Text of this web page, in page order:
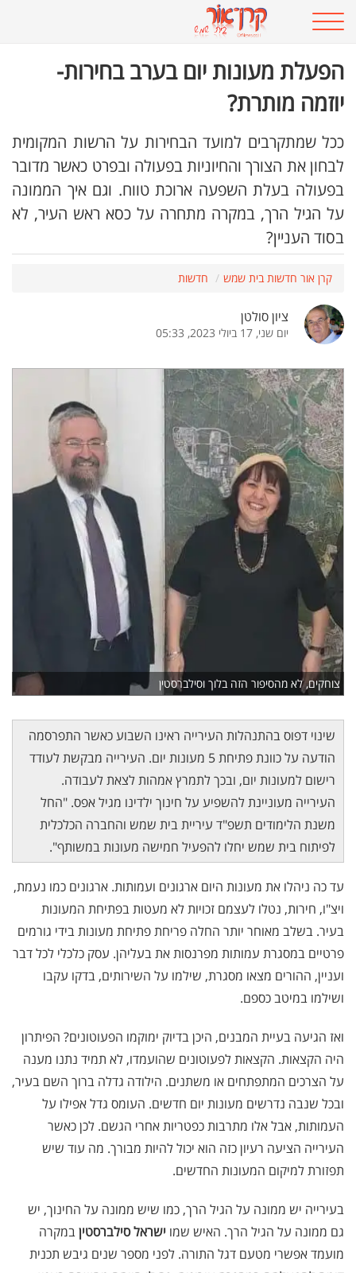
הפעלת מעונות יום בערב בחירות-
יוזמה מותרת?
ככל שמתקרבים למועד הבחירות על הרשות המקומית
לבחון את הצורך והחיוניות בפעולה ובפרט כאשר מדובר
בפעולה בעלת השפעה ארוכת טווח. וגם איך הממונה
על הגיל הרך, במקרה מתחרה על כסא ראש העיר, לא
בסוד העניין?
קרן אור חדשות בית שמש חדשות
ציון סולטן
יום שני, 17 ביולי 2023, 05:33
צוחקים, לא מהסיפור הזה בלוך וסילברסטין
שינוי דפוס בהתנהלות העירייה ראינו השבוע כאשר התפרסמה
הודעה על כוונת פתיחת 5 מעונות יום. העירייה מבקשת לעודד
רישום למעונות יום, ובכך לתמרץ אמהות לצאת לעבודה.
העירייה מעוניינת להשפיע על חינוך ילדינו מגיל אפס. "החל
משנת הלימודים תשפ"ד עיריית בית שמש והחברה הכלכלית
לפיתוח בית שמש יחלו להפעיל חמישה מעונות במשותף".
עד כה ניהלו את מעונות היום ארגונים ועמותות. ארגונים כמו נעמת,
ויצ"ו, חירות, נטלו לעצמם זכויות לא מעטות בפתיחת המעונות
בעיר. בשלב מאוחר יותר החלה פריחת פתיחת מעונות בידי גורמים
פרטיים במסגרת עמותות מפרנסות את בעליהן. עסק כלכלי לכל דבר
ועניין, ההורים מצאו מסגרת, שילמו על השירותים, בדקו עקבו
ושילמו במיטב כספם.
ואז הגיעה בעיית המבנים, היכן בדיוק ימוקמו הפעוטונים? הפיתרון
היה הקצאות. הקצאות לפעוטונים שהועמדו, לא תמיד נתנו מענה
על הצרכים המתפתחים או משתנים. הילודה גדלה ברוך השם בעיר,
ובכל שנבה נדרשים מעונות יום חדשים. העומס גדל אפילו על
העמותות, אבל אלו מתרבות כפטריות אחרי הגשם. לכן כאשר
העירייה הציעה רעיון כזה הוא יכול להיות מבורך. מה עוד שיש
תפזורת למיקום המעונות החדשים.
בעירייה יש ממונה על הגיל הרך, כמו שיש ממונה על החינוך, יש
גם ממונה על הגיל הרך. האיש שמו ישראל סילברסטיןבמקרה
מועמד אפשרי מטעם דגל התורה. לפני מספר שנים גיבש תכנית